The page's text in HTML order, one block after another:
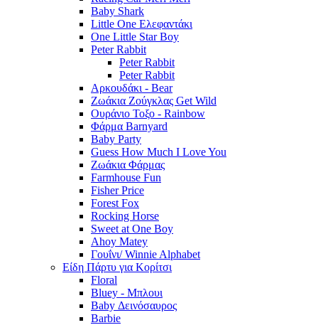
Baby Shark
Little One Ελεφαντάκι
One Little Star Boy
Peter Rabbit
Peter Rabbit
Peter Rabbit
Αρκουδάκι - Bear
Ζωάκια Ζούγκλας Get Wild
Ουράνιο Τοξο - Rainbow
Φάρμα Barnyard
Baby Party
Guess How Much I Love You
Ζωάκια Φάρμας
Farmhouse Fun
Fisher Price
Forest Fox
Rocking Horse
Sweet at One Boy
Ahoy Matey
Γουΐνι/ Winnie Alphabet
Είδη Πάρτυ για Κορίτσι
Floral
Bluey - Μπλουι
Baby Δεινόσαυρος
Barbie